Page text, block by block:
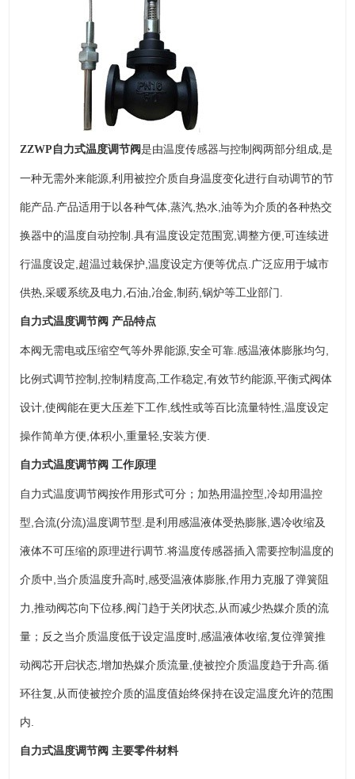
ZZWP 自力式温度调节阀是由温度传感器与控制阀两部分组成,是
一种无需外来能源,利用被控介质自身温度变化进行自动调节的节
能产品.产品适用于以各种气体,蒸汽,热水,油等为介质的各种热交
换器中的温度自动控制.具有温度设定范围宽,调整方便,可连续进
行温度设定,超温过栽保护,温度设定方便等优点.广泛应用于城市
供热,采暖系统及电力,石油,冶金,制药,锅炉等工业部门.
自力式温度调节阀 产品特点
本阀无需电或压缩空气等外界能源,安全可靠.感温液体膨胀均匀,
比例式调节控制,控制精度高,工作稳定,有效节约能源,平衡式阀体
设计,使阀能在更大压差下工作,线性或等百比流量特性,温度设定
操作简单方便,体积小,重量轻,安装方便.
自力式温度调节阀 工作原理
自力式温度调节阀按作用形式可分；加热用温控型,冷却用温控
型,合流(分流)温度调节型.是利用感温液体受热膨胀,遇冷收缩及
液体不可压缩的原理进行调节.将温度传感器插入需要控制温度的
介质中,当介质温度升高时,感受温液体膨胀,作用力克服了弹簧阻
力,推动阀芯向下位移,阀门趋于关闭状态,从而减少热媒介质的流
量；反之当介质温度低于设定温度时,感温液体收缩,复位弹簧推
动阀芯开启状态,增加热媒介质流量,使被控介质温度趋于升高.循
环往复,从而使被控介质的温度值始终保持在设定温度允许的范围
内.
自力式温度调节阀 主要零件材料